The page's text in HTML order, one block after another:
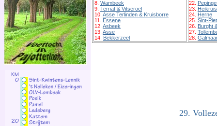
8. Wambeek
9. Ternat & Vitseroel
10. Asse Terlinden & Kruisborre
11. Essene
12. Asbeek
13. Asse
14. Bekkerzeel
22.
23.
24. Herne
25. Sint-
26. Burght
27.
28.
29.